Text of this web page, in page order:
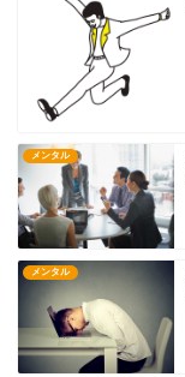
メンタル
メンタル